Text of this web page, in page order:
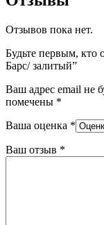
Отзывов пока нет.
Будьте первым, кто
Барс/ залитый”
Ваш адрес email не
помечены *
Ваша оценка *
Ваш отзыв *